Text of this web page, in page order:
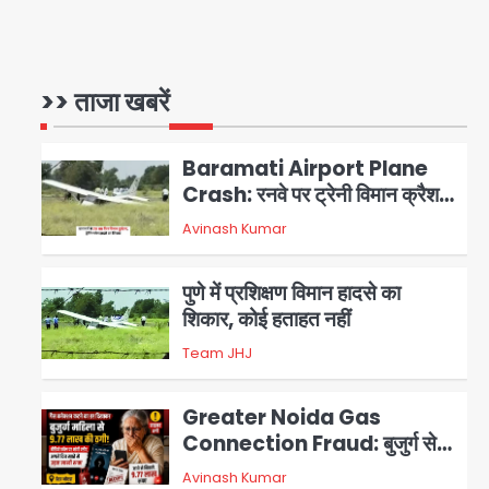
>> ताजा खबरें
1
जारी
2
Baramati Airport Plane
Crash: रनवे पर ट्रेनी विमान क्रैश,
जांच शुरू
Avinash Kumar
3
पुणे में प्रशिक्षण विमान हादसे का
शिकार, कोई हताहत नहीं
Team JHJ
Greater Noida Gas
Connection Fraud: बुजुर्ग से
वीडियो कॉल पर 9.77 लाख की साइबर
Avinash Kumar